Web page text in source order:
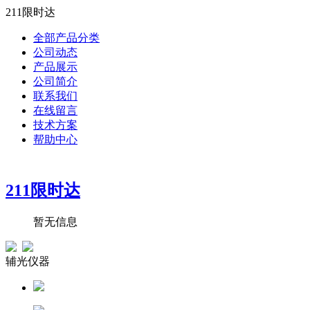
211限时达
全部产品分类
公司动态
产品展示
公司简介
联系我们
在线留言
技术方案
帮助中心
211限时达
暂无信息
辅光仪器